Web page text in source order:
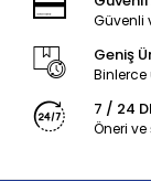
Güvenli
Geniş
7 / 24
Öneri